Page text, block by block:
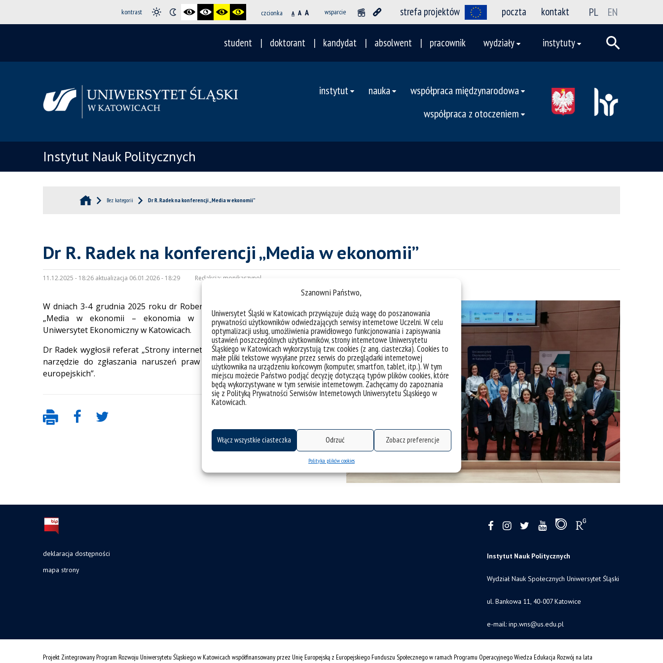
Szanowni Państwo,
Uniwersytet Śląski w Katowicach przywiązuje dużą wagę do poszanowania
prywatności użytkowników odwiedzających serwisy internetowe Uczelni. W celu
optymalizacji usług, umożliwienia prawidłowego funkcjonowania i zapisywania
ustawień poszczególnych użytkowników, strony internetowe Uniwersytetu
Śląskiego w Katowicach wykorzystują tzw. cookies (z ang. ciasteczka). Cookies to
małe pliki tekstowe wysyłane przez serwis do przeglądarki internetowej
użytkownika na urządzeniu końcowym (komputer, smartfon, tablet, itp.). W tym
miejscu możecie Państwo podjąć decyzję dotyczącą typów plików cookies, które
będą wykorzystywane w tym serwisie internetowym. Zachęcamy do zapoznania
się z Polityką Prywatności Serwisów Internetowych Uniwersytetu Śląskiego w
Katowicach.
Włącz wszystkie ciasteczka Odrzuć Zobacz preferencje
Polityka plików cookies
kontrast czcionka A A A wsparcie strefa projektów poczta kontakt PL EN
student doktorant kandydat absolwent pracownik wydziały instytuty
instytut nauka
współpraca międzynarodowa
współpraca z otoczeniem
Instytut Nauk Politycznych
Bez kategorii Dr R. Radek na konferencji „Media w ekonomii”
Dr R. Radek na konferencji „Media w ekonomii”
11.12.2025 - 18:26 aktualizacja 06.01.2026 - 18:29 Redakcja: monikaszynol
W dniach 3-4 grudnia 2025 roku dr Robert Radek wziął udział w konferencji
„Media w ekonomii – ekonomia w mediach”, zorganizowanej przez
Uniwersytet Ekonomiczny w Katowicach.
Dr Radek wygłosił referat „Strony internetowe rzeczników praw dziecka jako
narzędzie do zgłaszania naruszeń praw dziecka w wybranych państwach
europejskich”.
deklaracja dostępności
mapa strony
Instytut Nauk Politycznych
Wydział Nauk Społecznych Uniwersytet Śląski
ul. Bankowa 11, 40-007 Katowice
e-mail: inp.wns@us.edu.pl
Projekt Zintegrowany Program Rozwoju Uniwersytetu Śląskiego w Katowicach współfinansowany przez Unię Europejską z Europejskiego Funduszu Społecznego w ramach Programu Operacyjnego Wiedza Edukacja Rozwój na lata